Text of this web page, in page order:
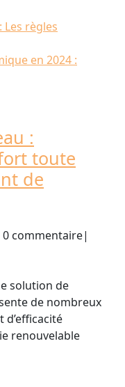
Les règles
en 2024 :
:
toute
de
0 commentaire|
de nombreux
renouvelable